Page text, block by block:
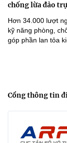
chống lừa đảo
Hơn 34.000 lượt
kỹ năng phòng,
góp phần lan tỏa
Cổng thông tin